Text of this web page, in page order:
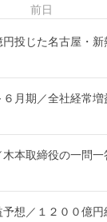
投じた名古屋・
月期／全社経常
本取締役の一問
想／１２００億
前日